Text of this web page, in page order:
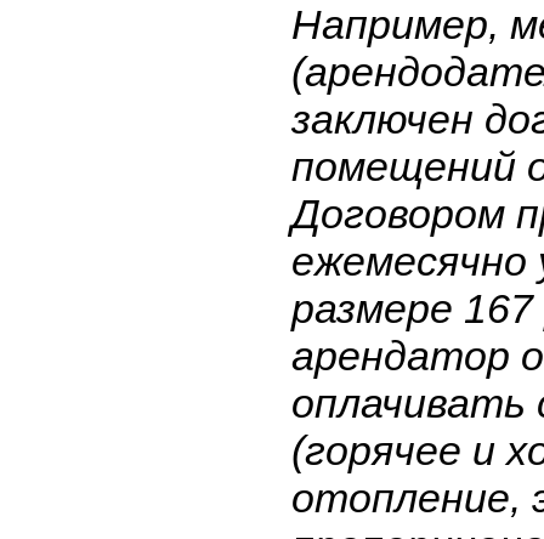
Например,
заключен
помещений
Договором
ежемесячно
размере
арендатор
оплачивать
(горячее и
отопление,